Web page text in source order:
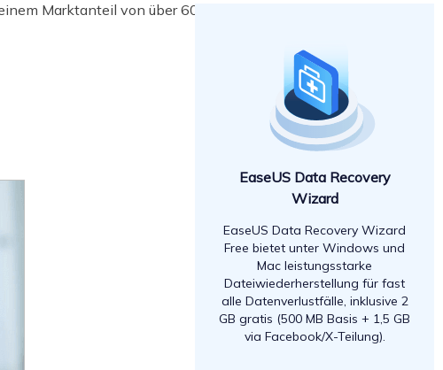
Marktanteil von über 60 % ist er der
EaseUS Data Recovery
Wizard
EaseUS Data Recovery Wizard
Free bietet unter Windows und
Mac leistungsstarke
Dateiwiederherstellung für fast
alle Datenverlustfälle, inklusive 2
GB gratis (500 MB Basis + 1,5 GB
via Facebook/X-Teilung).